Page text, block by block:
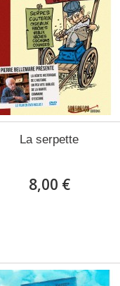
La serpette
8,00 €